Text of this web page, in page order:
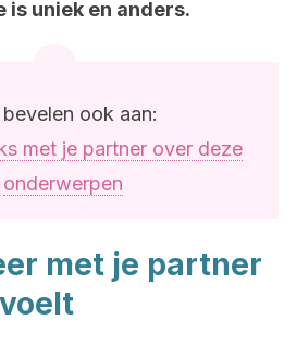
is uniek en anders.
ook aan:
met je partner over deze
onderwerpen
met je partner